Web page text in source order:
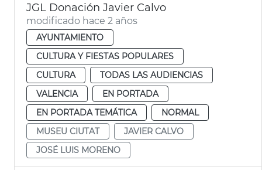
JGL Donación Javier Calvo
modificado hace 2 años
AYUNTAMIENTO
CULTURA Y FIESTAS POPULARES
CULTURA
TODAS LAS AUDIENCIAS
VALENCIA
EN PORTADA
EN PORTADA TEMÁTICA
NORMAL
MUSEU CIUTAT
JAVIER CALVO
JOSÉ LUIS MORENO